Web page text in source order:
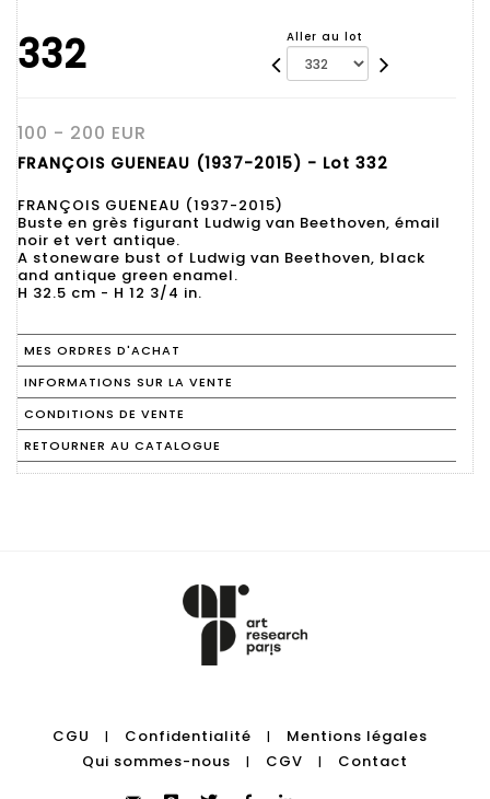
332 Aller au lot
100 - 200 EUR
FRANÇOIS GUENEAU (1937-2015) - Lot 332
FRANÇOIS GUENEAU (1937-2015)
Buste en grès figurant Ludwig van Beethoven, émail
noir et vert antique.
A stoneware bust of Ludwig van Beethoven, black
and antique green enamel.
H 32.5 cm - H 12 3/4 in.
MES ORDRES D'ACHAT
INFORMATIONS SUR LA VENTE
CONDITIONS DE VENTE
RETOURNER AU CATALOGUE
CGU | Confidentialité |
Mentions légales
Qui sommes-nous
| CGV | Contact